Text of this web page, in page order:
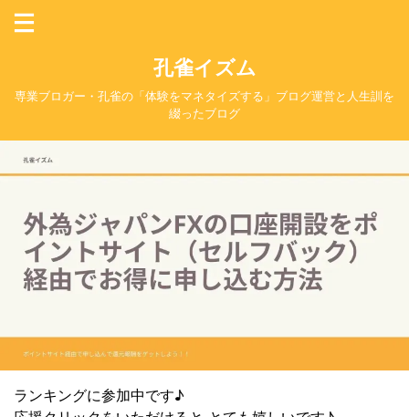
孔雀イズム
専業ブロガー・孔雀の「体験をマネタイズする」ブログ運営と人生訓を
綴ったブログ
ランキングに参加中です♪